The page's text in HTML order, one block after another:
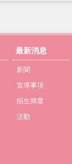
最新消息
新聞
宣導事項
招生簡章
活動